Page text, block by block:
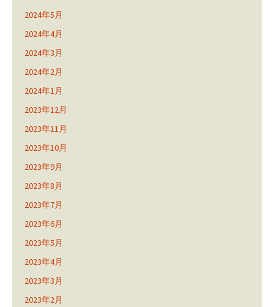
2024年5月
2024年4月
2024年3月
2024年2月
2024年1月
2023年12月
2023年11月
2023年10月
2023年9月
2023年8月
2023年7月
2023年6月
2023年5月
2023年4月
2023年3月
2023年2月